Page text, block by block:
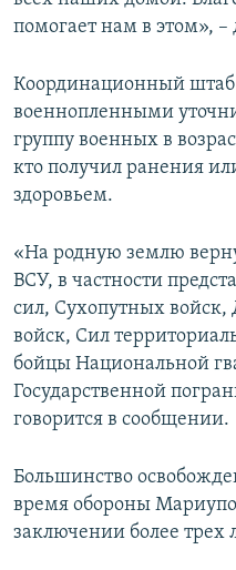
помогает нам в этом», –
Координационный
военнопленными
группу военных в
кто получил ранения
здоровьем.
«На родную землю
ВСУ, в частности
сил, Сухопутных
войск, Сил
бойцы Национальной
Государственной
говорится в сообщении.
Большинство
время обороны
заключении более трех